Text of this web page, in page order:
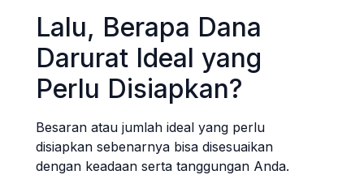
Lalu, Berapa Dana
Darurat Ideal yang
Perlu Disiapkan?
Besaran atau jumlah ideal yang perlu
disiapkan sebenarnya bisa disesuaikan
dengan keadaan serta tanggungan Anda.